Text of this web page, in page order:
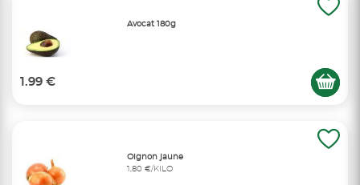
Avocat 180g
1.99 €
Oignon jaune
1,80 €/KILO